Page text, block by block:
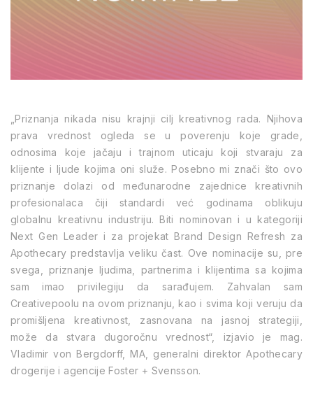
„Priznanja nikada nisu krajnji cilj kreativnog rada. Njihova
prava vrednost ogleda se u poverenju koje grade,
odnosima koje jačaju i trajnom uticaju koji stvaraju za
klijente i ljude kojima oni služe. Posebno mi znači što ovo
priznanje dolazi od međunarodne zajednice kreativnih
profesionalaca čiji standardi već godinama oblikuju
globalnu kreativnu industriju. Biti nominovan i u kategoriji
Next Gen Leader i za projekat Brand Design Refresh za
Apothecary predstavlja veliku čast. Ove nominacije su, pre
svega, priznanje ljudima, partnerima i klijentima sa kojima
sam imao privilegiju da sarađujem. Zahvalan sam
Creativepoolu na ovom priznanju, kao i svima koji veruju da
promišljena kreativnost, zasnovana na jasnoj strategiji,
može da stvara dugoročnu vrednost“, izjavio je mag.
Vladimir von Bergdorff, MA, generalni direktor Apothecary
drogerije i agencije Foster + Svensson.